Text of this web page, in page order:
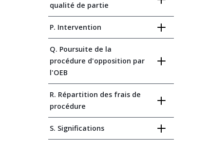
qualité de partie
P. Intervention
Q. Poursuite de la
procédure d'opposition par
l'OEB
R. Répartition des frais de
procédure
S. Significations